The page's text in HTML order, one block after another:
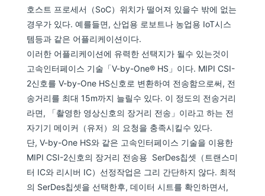
호스트 프로세서（SoC）위치가 떨어져 있을수 밖에 없는
경우가 있다. 예를들면, 산업용 로보트나 농업용 IoT시스
템등과 같은 어플리케이션이다.
이러한 어플리케이션에 유력한 선택지가 될수 있는것이
고속인터페이스 기술「V-by-One® HS」이다. MIPI CSI-
2신호를 V-by-One HS신호로 변환하여 전송함으로써, 전
송거리를 최대 15m까지 늘릴수 있다. 이 정도의 전송거리
라면, 「촬영한 영상신호의 장거리 전송」이라고 하는 전
자기기 메이커（유저）의 요청을 충족시킬수 있다.
단, V-by-One HS와 같은 고속인터페이스 기술을 이용한
MIPI CSI-2신호의 장거리 전송용 SerDes칩셋（트랜스미
터 IC와 리시버 IC）선정작업은 그리 간단하지 않다. 최적
의 SerDes칩셋을 선택한후, 데이터 시트를 확인하면서,